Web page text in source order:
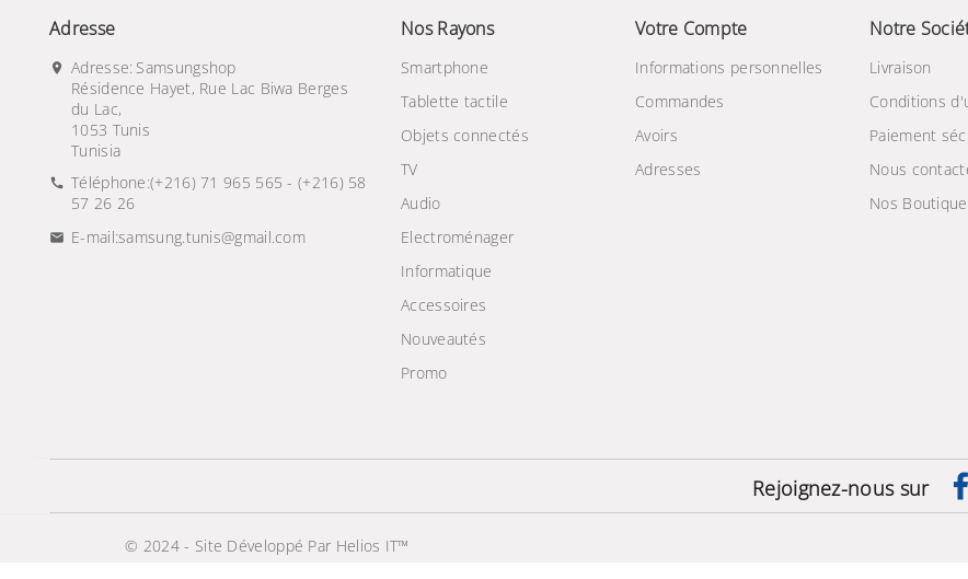
Machine à laver Active
Adresse
Adresse: Samsungshop
Résidence Hayet, Rue Lac Biwa Berges
du Lac,
1053 Tunis
Tunisia
Téléphone:(+216) 71 965 565 - (+216) 58
57 26 26
E-mail:samsung.tunis@gmail.com
Nos Rayons
Smartphone
Tablette tactile
Objets connectés
TV
Audio
Electroménager
Informatique
Accessoires
Nouveautés
Promo
Votre Compte
Informations personnelles
Commandes
Avoirs
Adresses
Notre
Livraison
Conditions
Paiement
Nous
Nos
Rejoignez-nous sur
© 2024 - Site Développé Par Helios IT™